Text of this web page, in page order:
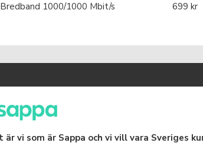
1000/1000 Mbit/s 699 kr
är vi som är Sappa och vi vill vara Sveriges